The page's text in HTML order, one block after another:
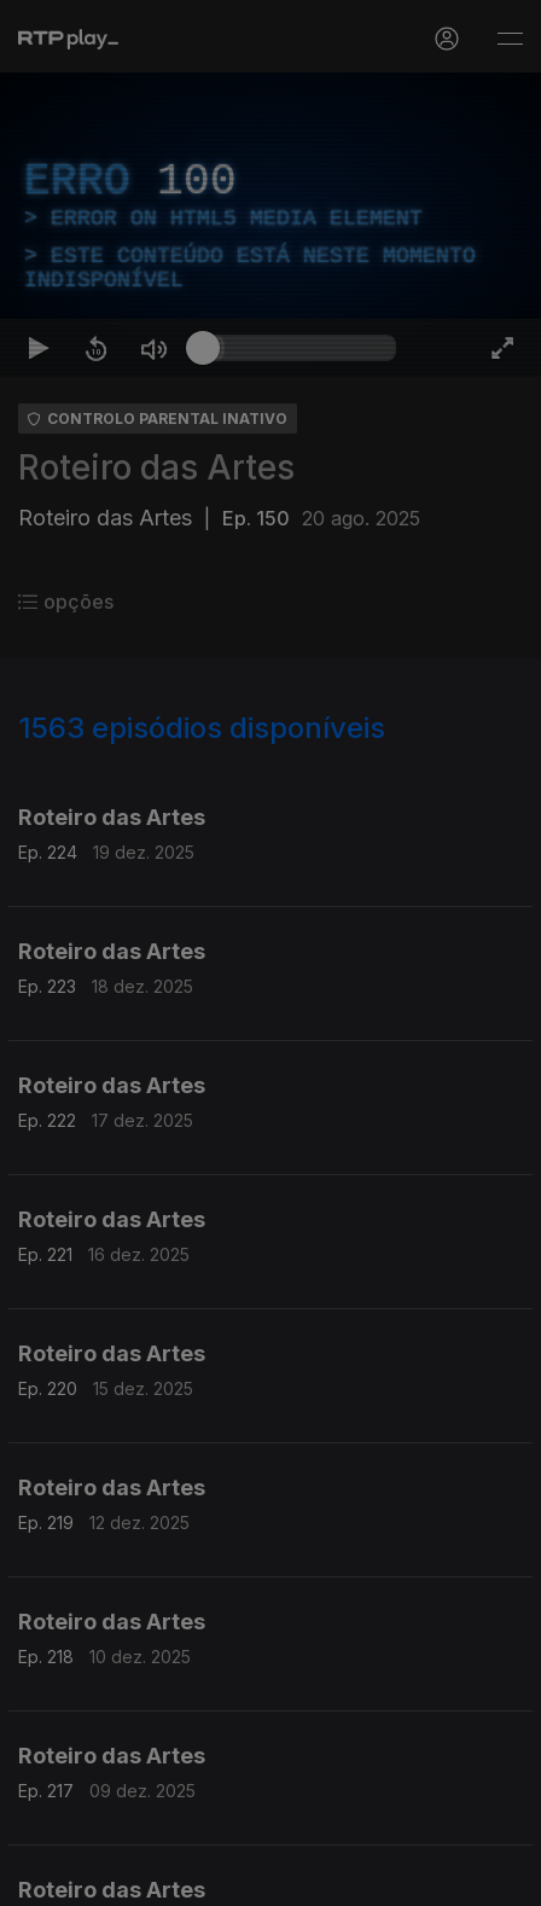
ERRO 100
ERROR ON HTML5 MEDIA ELEMENT
ESTE CONTEÚDO ESTÁ NESTE MOMENTO
INDISPONÍVEL
CONTROLO PARENTAL INATIVO
Roteiro das Artes
Roteiro das Artes Ep. 150 20 ago. 2025
opções
1563 episódios disponíveis
Roteiro das Artes
Ep. 224 19 dez. 2025
Roteiro das Artes
Ep. 223 18 dez. 2025
Roteiro das Artes
Ep. 222 17 dez. 2025
Roteiro das Artes
Ep. 221 16 dez. 2025
Roteiro das Artes
Ep. 220 15 dez. 2025
Roteiro das Artes
Ep. 219 12 dez. 2025
Roteiro das Artes
Ep. 218 10 dez. 2025
Roteiro das Artes
Ep. 217 09 dez. 2025
Roteiro das Artes